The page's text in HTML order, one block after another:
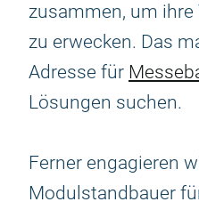
zusammen, um
zu erwecken. Das
Adresse für
Lösungen suchen.
Ferner engagieren
Modulstandbauer